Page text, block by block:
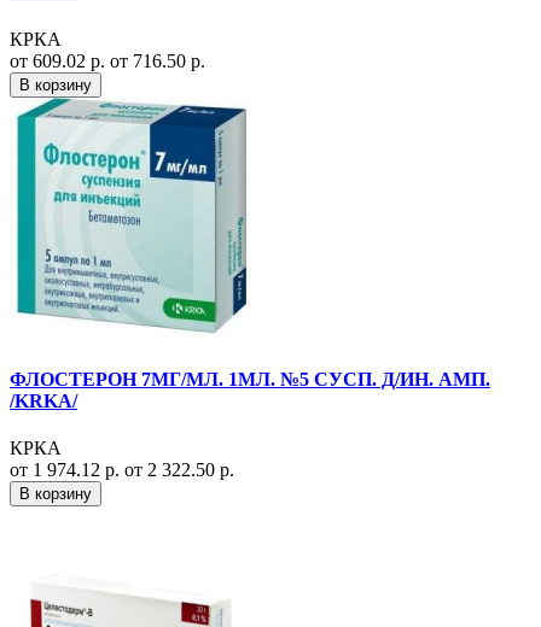
КРКА
от 609.02 р. от 716.50 р.
В корзину
ФЛОСТЕРОН 7МГ/МЛ. 1МЛ. №5 СУСП. Д/ИН. АМП.
/KRKA/
КРКА
от 1 974.12 р. от 2 322.50 р.
В корзину